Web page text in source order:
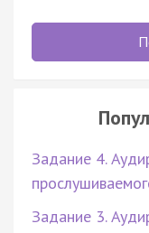
Задание 4.
Задание 3.